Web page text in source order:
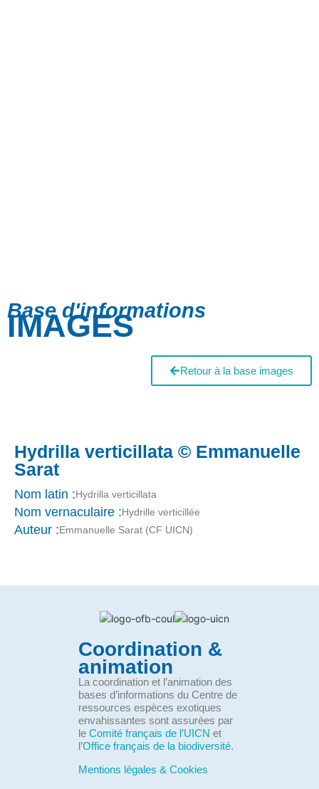
Base d'informations
IMAGES
Retour à la base images
Hydrilla verticillata © Emmanuelle
Sarat
Nom latin :Hydrilla verticillata
Nom vernaculaire :Hydrille verticillée
Auteur :Emmanuelle Sarat (CF UICN)
Coordination &
animation
La coordination et l’animation des
bases d’informations du Centre de
ressources espèces exotiques
envahissantes sont assurées par
le Comité français de l’UICN et
l’Office français de la biodiversité.
Mentions légales & Cookies